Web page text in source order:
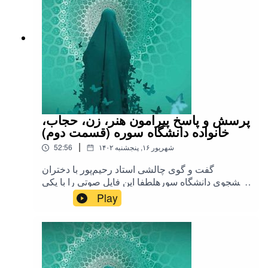
پرسش و پاسخ پیرامون هنر، زن، حجاب،
خانواده دانشگاه سوره (قسمت دوم)
52:56 | ۱۴۰۲ شهریور ۱۶, پنجشنبه
گفت و گوی چالشی استاد رحیم‌پور با دختران
دانشجوی دانشگاه سورهلطفا این فایل صوتی را با یکی
از دوستاتون هم به اشتراک
بگذارید.#طرحی_برای_فردا #رحیم_پور_ازغدی
#اسلام #حجاب #زن #خانواده #هنر
Play